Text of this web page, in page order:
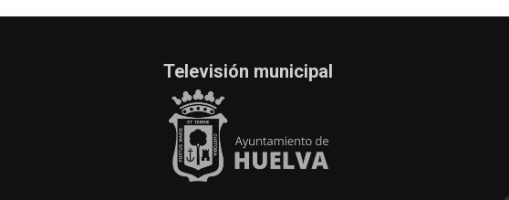
Televisión municipal